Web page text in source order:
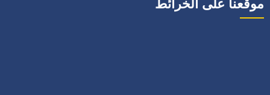
موقعنا على الخرائط